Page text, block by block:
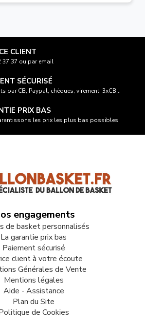
CLIENT
37 37 ou par email
SÉCURISÉ
par CB, Paypal, chèques, virement, 3xCB...
PRIX BAS
les prix les plus bas possibles
engagements
de basket personnalisés
La garantie prix bas
Paiement sécurisé
client à votre écoute
Générales de Vente
Mentions légales
Aide - Assistance
Plan du Site
de Cookies